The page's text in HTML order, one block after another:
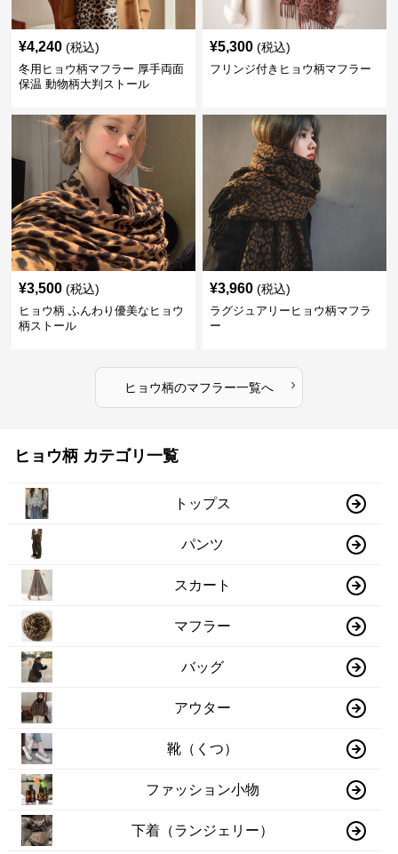
¥4,240 (税込)
冬用ヒョウ柄マフラー 厚手両面
保温 動物柄大判ストール
¥5,300 (税込)
フリンジ付きヒョウ柄マフラー
¥3,500 (税込)
ヒョウ柄 ふんわり優美なヒョウ
柄ストール
¥3,960 (税込)
ラグジュアリーヒョウ柄マフラ
ー
ヒョウ柄のマフラー一覧へ ›
ヒョウ柄 カテゴリ一覧
トップス
パンツ
スカート
マフラー
バッグ
アウター
靴（くつ）
ファッション小物
下着（ランジェリー）